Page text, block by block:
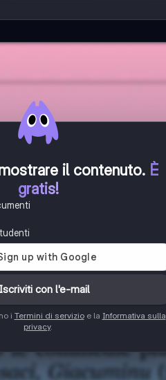
il contenuto. È
gratis!
con l'e-mail
i Termini di servizioe la Informativa sulla
privacy.